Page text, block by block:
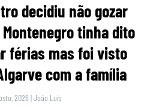
decidiu não gozar
tinha dito
férias mas foi visto
com a família
2026 |João Luís